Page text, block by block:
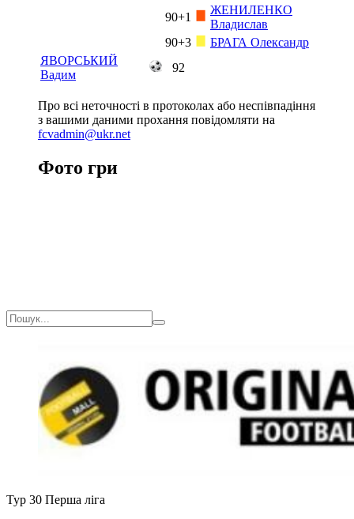
90+1
ЖЕНИЛЕНКО
Владислав
90+3
БРАГА Олександр
ЯВОРСЬКИЙ
Вадим
92
Про всі неточності в протоколах або неспівпадіння
з вашими даними прохання повідомляти на
fcvadmin@ukr.net
Фото гри
Тур 30 Перша ліга